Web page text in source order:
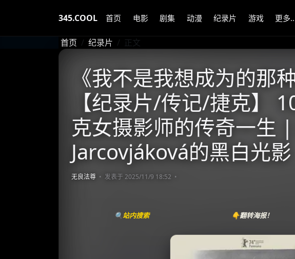
345.COOL 首页 电影 剧集 动漫 纪录片 游戏 更多..
首页 纪录片 正文
《我不是我想成为的那
【纪录片/传记/捷克】
克女摄影师的传奇一生
Jarcovjáková的黑白光影
无良法尊 发表于 2025/11/9 18:52
🔍站内搜索 👇翻转海报！